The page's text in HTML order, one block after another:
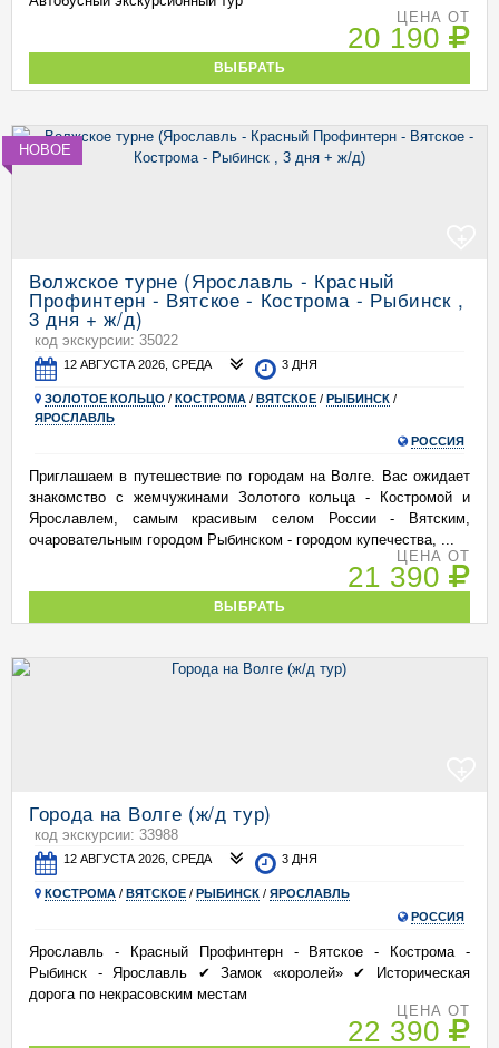
ЦЕНА ОТ
20 190
ВЫБРАТЬ
НОВОЕ
Волжское турне (Ярославль - Красный
Профинтерн - Вятское - Кострома - Рыбинск ,
3 дня + ж/д)
код экскурсии: 35022
12 АВГУСТА 2026, СРЕДА 3 ДНЯ
ЗОЛОТОЕ КОЛЬЦО / КОСТРОМА / ВЯТСКОЕ / РЫБИНСК /
ЯРОСЛАВЛЬ
РОССИЯ
Приглашаем в путешествие по городам на Волге. Вас ожидает
знакомство с жемчужинами Золотого кольца - Костромой и
Ярославлем, самым красивым селом России - Вятским,
очаровательным городом Рыбинском - городом купечества, ...
ЦЕНА ОТ
21 390
ВЫБРАТЬ
Города на Волге (ж/д тур)
код экскурсии: 33988
12 АВГУСТА 2026, СРЕДА 3 ДНЯ
КОСТРОМА / ВЯТСКОЕ / РЫБИНСК / ЯРОСЛАВЛЬ
РОССИЯ
Ярославль - Красный Профинтерн - Вятское - Кострома -
Рыбинск - Ярославль ✔ Замок «королей» ✔ Историческая
дорога по некрасовским местам
ЦЕНА ОТ
22 390